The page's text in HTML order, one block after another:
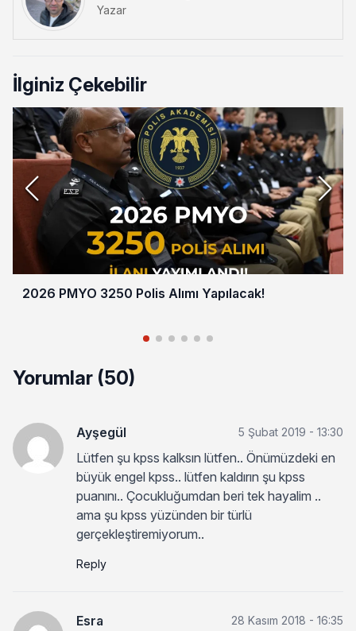
Yazar
İlginiz Çekebilir
2026 PMYO 3250 Polis Alımı Yapılacak!
Yorumlar (50)
Ayşegül 5 Şubat 2019 - 13:30
Lütfen şu kpss kalksın lütfen.. Önümüzdeki en
büyük engel kpss.. lütfen kaldırın şu kpss
puanını.. Çocukluğumdan beri tek hayalim ..
ama şu kpss yüzünden bir türlü
gerçekleştiremiyorum..
Reply
Esra 28 Kasım 2018 - 16:35